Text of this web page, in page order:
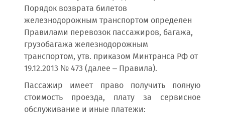
Порядок возврата билетов
железнодорожным транспортом определен
Правилами перевозок пассажиров, багажа,
грузобагажа железнодорожным
транспортом, утв. приказом Минтранса РФ от
19.12.2013 № 473 (далее – Правила).
Пассажир имеет право получить полную
стоимость проезда, плату за сервисное
обслуживание и иные платежи: